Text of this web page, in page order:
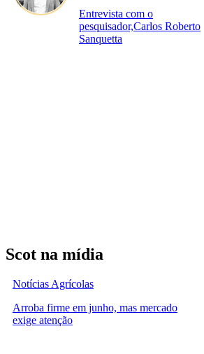
Entrevista com o
pesquisador,Carlos Roberto
Sanquetta
Scot na mídia
Notícias Agrícolas
Arroba firme em junho, mas mercado
exige atenção